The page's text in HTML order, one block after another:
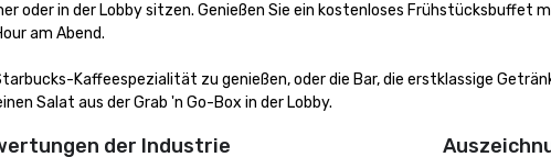
oder in der Lobby sitzen. Genießen Sie ein kostenloses Frühstücksbuffet
am Abend.
Kaffeespezialität zu genießen, oder die Bar, die erstklassige
Salat aus der Grab 'n Go-Box in der Lobby.
der Industrie